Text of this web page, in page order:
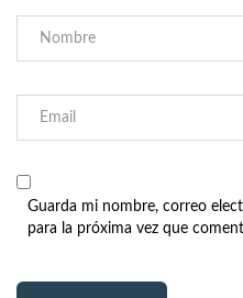
Guarda mi nombre, correo
para la próxima vez que